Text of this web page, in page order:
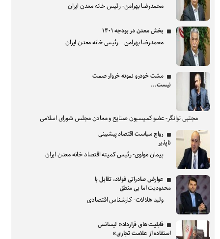
محمدرضا بهرامن- رئیس خانه معدن ایران
بخش معدن در بودجه ۱۴۰۱
محمدرضا بهرامن _ رئیس خانه معدن ایران
مشت خودرو نمونه خروار صمت
نیست...
مجتبی توانگر- عضو کمیسیون صنایع و معادن مجلس شورای اسلامی
رواج سیاست اقتصاد پیشبینی
ناپذیر
پیمان مولوی- رئیس کمیته اقتصاد خانه معدن ایران
عوارض صادراتی فولاد، تقابل با
محدودیت اما بی منطق
ولید هلالات- کارشناس اقتصادی
قابلیت های قرارداد« لیسانس
استفاده از علامت تجاری»